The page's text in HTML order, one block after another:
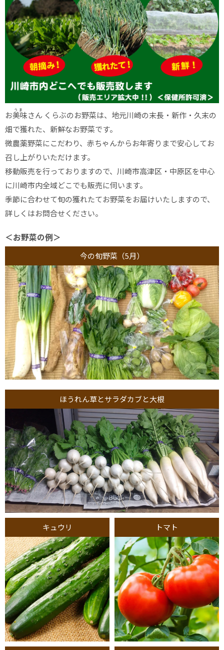
お美味さん くらぶのお野菜は、地元川崎の末長・新作・久末の
畑で獲れた、新鮮なお野菜です。
微農薬野菜にこだわり、赤ちゃんからお年寄りまで安心してお
召し上がりいただけます。
移動販売を行っておりますので、川崎市高津区・中原区を中心
に川崎市内全域どこでも販売に伺います。
季節に合わせて旬の獲れたてお野菜をお届けいたしますので、
詳しくはお問合せください。
＜お野菜の例＞
今の旬野菜（5月）
ほうれん草とサラダカブと大根
キュウリ トマト